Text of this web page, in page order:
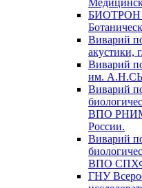
БИОТРОН
Виварий
акустики,
Виварий
им.
Виварий
ВПО
России.
Виварий
ВПО
ГНУ